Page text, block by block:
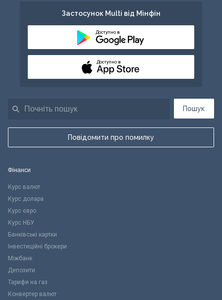
Пошук
Повідомити про помилку
Застосунок Multi від Мінфін
Доступно в
Доступно в
Фінанси
Курс валют
Курс долара
Курс євро
Курс НБУ
Банківські картки
Інвестиційні брокери
Міжбанк
Депозити
Тарифи на газ
Конвертер валют